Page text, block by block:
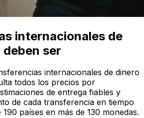
internacionales de
ser
internacionales de dinero
todos los precios por
de entrega fiables y
de cada transferencia en tiempo
países en más de 130 monedas.